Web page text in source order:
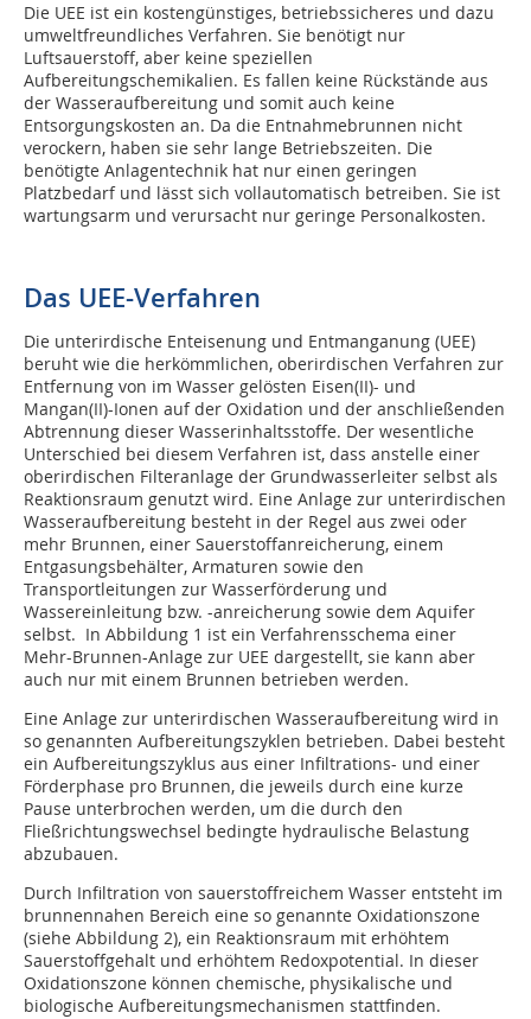
Die UEE ist ein kostengünstiges, betriebssicheres und dazu
umweltfreundliches Verfahren. Sie benötigt nur
Luftsauerstoff, aber keine speziellen
Aufbereitungschemikalien. Es fallen keine Rückstände aus
der Wasseraufbereitung und somit auch keine
Entsorgungskosten an. Da die Entnahmebrunnen nicht
verockern, haben sie sehr lange Betriebszeiten. Die
benötigte Anlagentechnik hat nur einen geringen
Platzbedarf und lässt sich vollautomatisch betreiben. Sie ist
wartungsarm und verursacht nur geringe Personalkosten.
Das UEE-Verfahren
Die unterirdische Enteisenung und Entmanganung (UEE)
beruht wie die herkömmlichen, oberirdischen Verfahren zur
Entfernung von im Wasser gelösten Eisen(II)- und
Mangan(II)-Ionen auf der Oxidation und der anschließenden
Abtrennung dieser Wasser­inhaltsstoffe. Der wesentliche
Unterschied bei diesem Verfahren ist, dass anstelle einer
oberirdischen Filteranlage der Grundwasserleiter selbst als
Reaktionsraum genutzt wird. Eine Anlage zur unterirdischen
Wasseraufbereitung besteht in der Regel aus zwei oder
mehr Brunnen, einer Sauerstoffanreicherung, einem
Entgasungsbehälter, Armaturen sowie den
Transportleitungen zur Wasserförderung und
Wassereinleitung bzw. -anreicherung sowie dem Aquifer
selbst. In Abbildung 1 ist ein Verfahrensschema einer
Mehr-Brunnen-Anlage zur UEE dargestellt, sie kann aber
auch nur mit einem Brunnen betrieben werden.
Eine Anlage zur unterirdischen Wasseraufbereitung wird in
so genannten Aufbereitungszyklen betrieben. Dabei besteht
ein Aufbereitungszyklus aus einer Infiltrations- und einer
Förderphase pro Brunnen, die jeweils durch eine kurze
Pause unterbrochen werden, um die durch den
Fließrichtungswechsel bedingte hydraulische Belastung
abzubauen.
Durch Infiltration von sauerstoffreichem Wasser entsteht im
brunnennahen Bereich eine so genannte Oxidationszone
(siehe Abbildung 2), ein Reaktionsraum mit erhöhtem
Sauerstoffgehalt und erhöhtem Redoxpotential. In dieser
Oxidationszone können chemische, physikalische und
biologische Aufbereitungsmechanismen stattfinden.